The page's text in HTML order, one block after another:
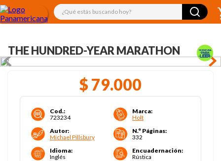
¿Qué estás buscando hoy?
THE HUNDRED-YEAR MARATHON
$ 79.000
Cod.:
723234
Marca:
Holt
Autor:
Michael Pillsbury
N.° Páginas:
332
Idioma:
Inglés
Encuadernación:
Rústica